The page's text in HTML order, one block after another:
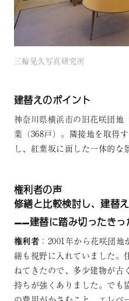
三輪晃久写真研究所
建替えのポイント
神奈川県横浜市の旧花咲団地
業（368戸）。隣接地を取得
し、紅葉坂に面した一体的な
権利者の声
修繕と比較検討し、建替
——建替に踏み切ったきっ
権利者 ：2001年から花咲団
繕も視野に入れていました。
ねてきたので、多少建物が古
持ちが強くありました。でも